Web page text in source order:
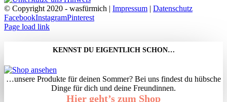
© Copyright 2020 - wasfürmich | Impressum | Datenschutz
FacebookInstagramPinterest
Page load link
KENNST DU EIGENTLICH SCHON…
…unsere Produkte für deinen Sommer? Bei uns findest du hübsche
Dinge für dich und deine Freundinnen.
Hier geht’s zum Shop